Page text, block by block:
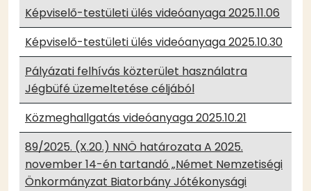
Képviselő-testületi ülés videóanyaga 2025.11.06
Képviselő-testületi ülés videóanyaga 2025.10.30
Pályázati felhívás közterület használatra
Jégbüfé üzemeltetése céljából
Közmeghallgatás videóanyaga 2025.10.21
89/2025. (X.20.) NNÖ határozata A 2025.
november 14-én tartandó „Német Nemzetiségi
Önkormányzat Biatorbány Jótékonysági